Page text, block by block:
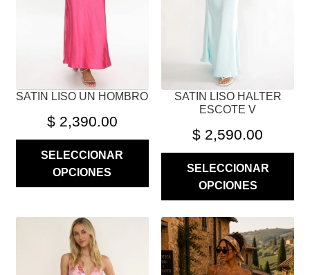
SATIN LISO UN HOMBRO
$2,390.00
SELECCIONAR
OPCIONES
DE
PRODUCTO
SATIN LISO HALTER
ESCOTE V
$ 2,590.00
SELECCIONAR
OPCIONES
DE
PRODUCTO
ESTE
PRODUCTO
TIENE